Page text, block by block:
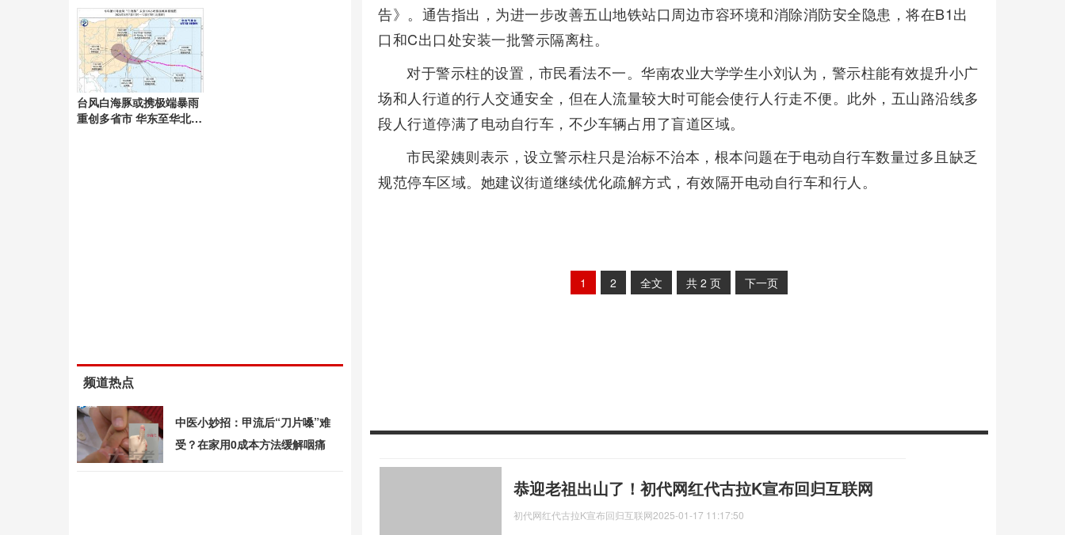
告》。通告指出，为进一步改善五山地铁站口周边市容环境和消除消防安全隐患，将在B1出
口和C出口处安装一批警示隔离柱。
对于警示柱的设置，市民看法不一。华南农业大学学生小刘认为，警示柱能有效提升小广
场和人行道的行人交通安全，但在人流量较大时可能会使行人行走不便。此外，五山路沿线多
段人行道停满了电动自行车，不少车辆占用了盲道区域。
市民梁姨则表示，设立警示柱只是治标不治本，根本问题在于电动自行车数量过多且缺乏
规范停车区域。她建议街道继续优化疏解方式，有效隔开电动自行车和行人。
1 2 全文 共 2 页 下一页
恭迎老祖出山了！初代网红代古拉K宣布回归互联网
初代网红代古拉K宣布回归互联网2025-01-17 11:17:50
台风白海豚或携极端暴雨
重创多省市 华东至华北将
频道热点
中医小妙招：甲流后“刀片嗓”难
受？在家用0成本方法缓解咽痛